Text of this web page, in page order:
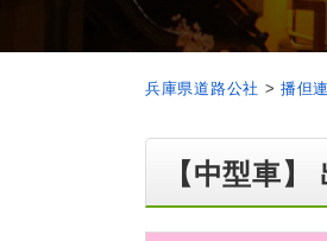
兵庫県道路公社 >播但
【中型車